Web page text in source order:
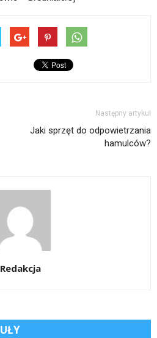
Następny artykuł
Jaki sprzęt do odpowietrzania
hamulców?
Redakcja